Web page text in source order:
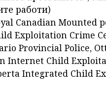
работи)
Canadian Mounted
Exploitation Crime
Provincial Police,
Internet Child
Integrated Child